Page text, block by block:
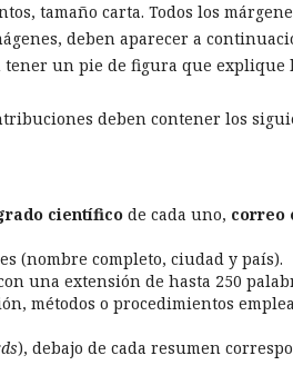
tamaño carta. Todos los
deben aparecer a
tener un pie de figura que explique
deben contener los
científico de cada uno, correo
(nombre completo, ciudad y país).
una extensión de hasta 250
métodos o procedimientos
), debajo de cada resumen